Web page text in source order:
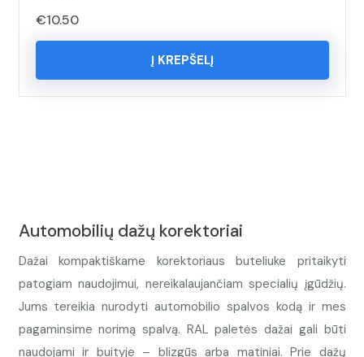
€10.50
Į KREPŠELĮ
Automobilių dažų korektoriai
Dažai kompaktiškame korektoriaus buteliuke pritaikyti
patogiam naudojimui, nereikalaujančiam specialių įgūdžių.
Jums tereikia nurodyti automobilio spalvos kodą ir mes
pagaminsime norimą spalvą. RAL paletės dažai gali būti
naudojami ir buityje – blizgūs arba matiniai. Prie dažų